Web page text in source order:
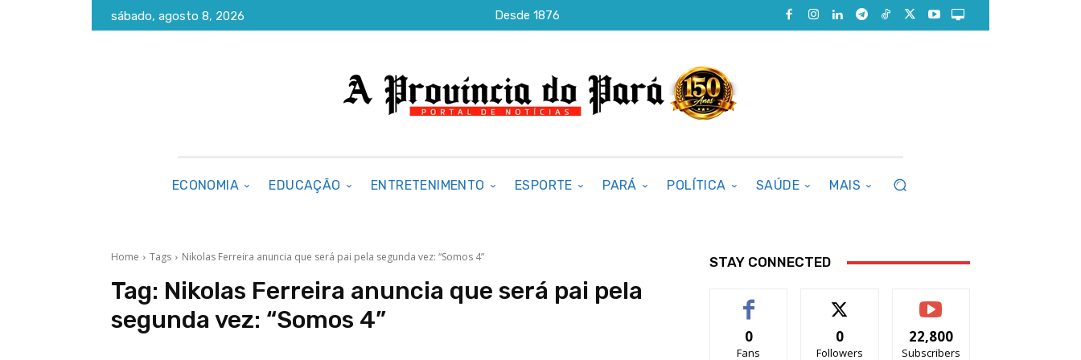
sábado, agosto 8, 2026 Desde 1876
ECONOMIA EDUCAÇÃO ENTRETENIMENTO ESPORTE PARÁ POLÍTICA SAÚDE MAIS
Home Tags Nikolas Ferreira anuncia que será pai pela segunda vez: “Somos 4”
Tag: Nikolas Ferreira anuncia que será pai pela
segunda vez: “Somos 4”
STAY CONNECTED
0
Fans
0
Followers
22,800
Subscribers